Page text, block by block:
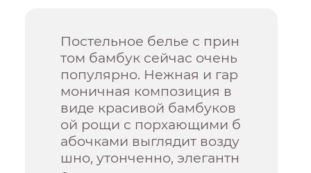
Постельное белье с прин
том бамбук сейчас очень
популярно. Нежная и гар
моничная композиция в
виде красивой бамбуков
ой рощи с порхающими б
абочками выглядит возду
шно, утонченно, элегантн